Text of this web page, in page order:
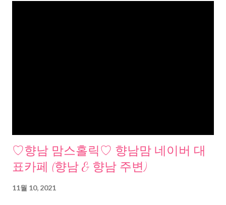
♡향남 맘스홀릭♡ 향남맘 네이버 대
표카페 (향남 & 향남 주변)
11월 10, 2021